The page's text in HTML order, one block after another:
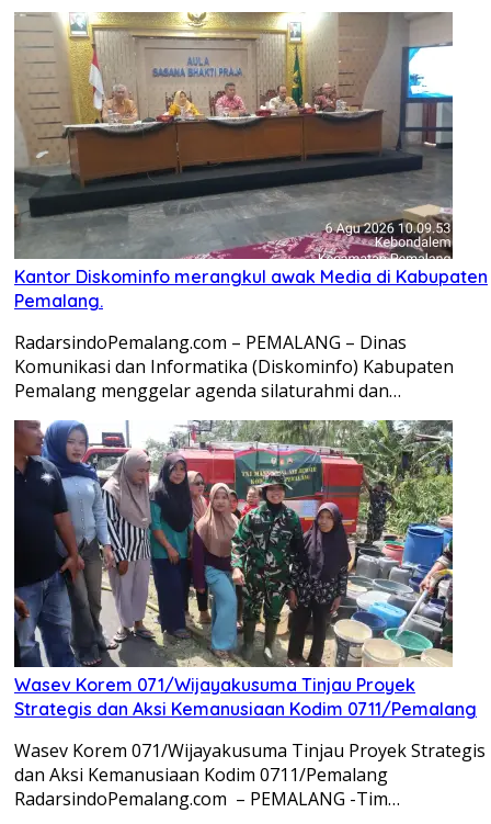
Kantor Diskominfo merangkul awak Media di Kabupaten
Pemalang.
RadarsindoPemalang.com – PEMALANG – Dinas
Komunikasi dan Informatika (Diskominfo) Kabupaten
Pemalang menggelar agenda silaturahmi dan…
Wasev Korem 071/Wijayakusuma Tinjau Proyek
Strategis dan Aksi Kemanusiaan Kodim 0711/Pemalang
Wasev Korem 071/Wijayakusuma Tinjau Proyek Strategis
dan Aksi Kemanusiaan Kodim 0711/Pemalang
RadarsindoPemalang.com – PEMALANG -Tim…